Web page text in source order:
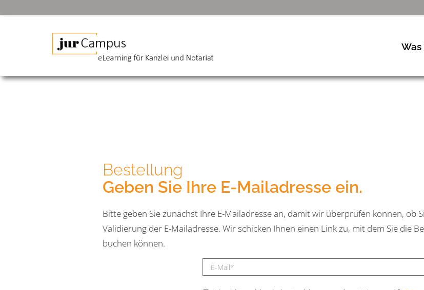
Was
Bestellung
Geben Sie Ihre E-Mailadresse ein.
Bitte geben Sie zunächst Ihre E-Mailadresse an, damit wir überprüfen können, ob
Validierung der E-Mailadresse. Wir schicken Ihnen einen Link zu, mit dem Sie die
buchen können.
Mail*